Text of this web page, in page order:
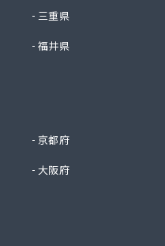
三重県
福井県
京都府
大阪府